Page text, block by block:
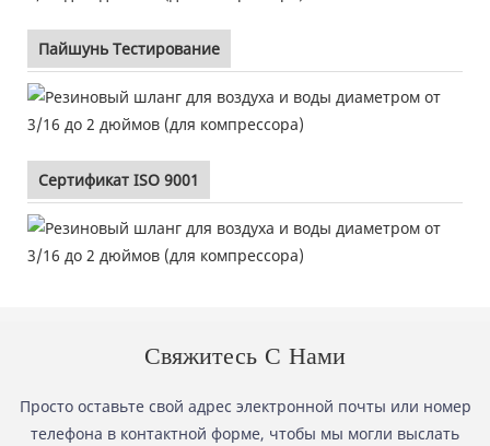
Пайшунь Тестирование
Сертификат ISO 9001
Свяжитесь С Нами
Просто оставьте свой адрес электронной почты или номер
телефона в контактной форме, чтобы мы могли выслать